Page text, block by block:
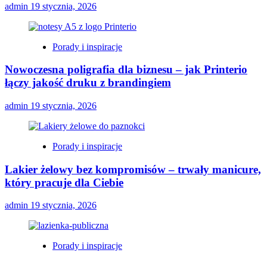
admin 19 stycznia, 2026
Porady i inspiracje
Nowoczesna poligrafia dla biznesu – jak Printerio
łączy jakość druku z brandingiem
admin 19 stycznia, 2026
Porady i inspiracje
Lakier żelowy bez kompromisów – trwały manicure,
który pracuje dla Ciebie
admin 19 stycznia, 2026
Porady i inspiracje